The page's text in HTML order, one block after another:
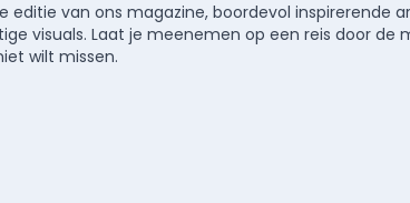
editie van ons magazine, boordevol inspirerende
visuals. Laat je meenemen op een reis door de
wilt missen.